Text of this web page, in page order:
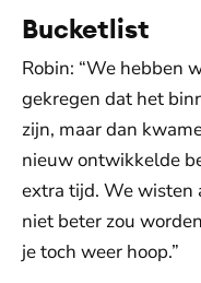
Bucketlist
Robin: “We hebben
gekregen dat het
zijn, maar dan
nieuw ontwikkelde
extra tijd. We wisten
niet beter zou
je toch weer hoop.”